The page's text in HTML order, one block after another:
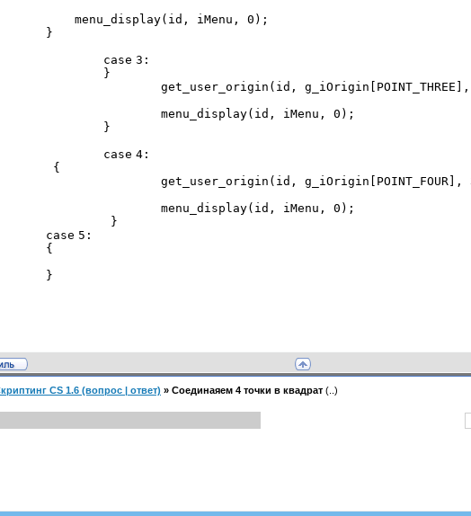
menu_display(id, iMenu, 0 );
}
case 3 :
}
get_user_origin(id, g_iOrigin[POINT_THREE],
menu_display(id, iMenu, 0 );
}
case 4 :
{
get_user_origin(id, g_iOrigin[POINT_FOUR],
menu_display(id, iMenu, 0 );
}
case 5 :
{
}
CS 1.6 (вопрос | ответ) » Соединаяем 4 точки в квадрат (..)